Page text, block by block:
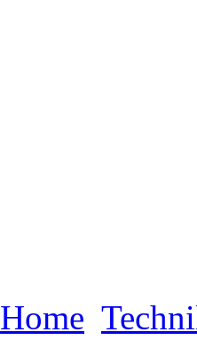
Home